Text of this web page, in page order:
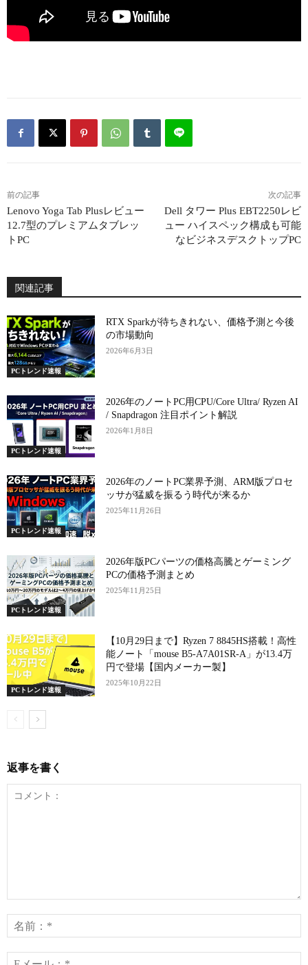
前の記事
Lenovo Yoga Tab Plusレビュー
12.7型のプレミアムタブレッ
トPC
次の記事
Dell タワー Plus EBT2250レビ
ュー ハイスペック構成も可能
なビジネスデスクトップPC
関連記事
PCトレンド速報
RTX Sparkが待ちきれない、価格予測と今後
の市場動向
2026年6月3日
PCトレンド速報
2026年のノートPC用CPU/Core Ultra/ Ryzen AI
/ Snapdragon 注目ポイント解説
2026年1月8日
PCトレンド速報
2026年のノートPC業界予測、ARM版プロセ
ッサが猛威を振るう時代が来るか
2025年11月26日
PCトレンド速報
2026年版PCパーツの価格高騰とゲーミング
PCの価格予測まとめ
2025年11月25日
PCトレンド速報
【10月29日まで】Ryzen 7 8845HS搭載！高性
能ノート「mouse B5-A7A01SR-A」が13.4万
円で登場【国内メーカー製】
2025年10月22日
返事を書く
ン
ト：
*